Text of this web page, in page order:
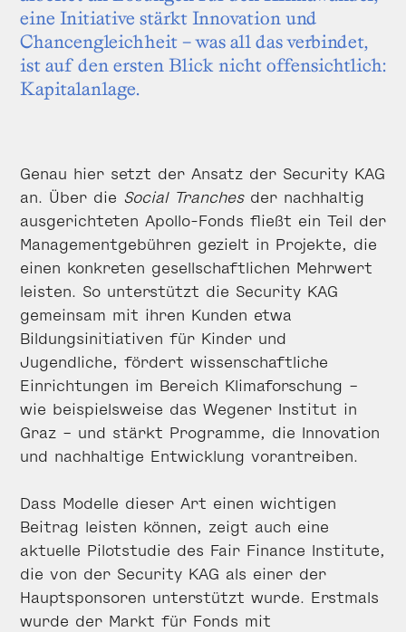
eine Initiative stärkt Innovation und
Chancengleichheit – was all das verbindet,
ist auf den ersten Blick nicht offensichtlich:
Kapitalanlage.
Genau hier setzt der Ansatz der Security KAG
an. Über die Social Tranchesder nachhaltig
ausgerichteten Apollo-Fonds fließt ein Teil der
Managementgebühren gezielt in Projekte, die
einen konkreten gesellschaftlichen Mehrwert
leisten. So unterstützt die Security KAG
gemeinsam mit ihren Kunden etwa
Bildungsinitiativen für Kinder und
Jugendliche, fördert wissenschaftliche
Einrichtungen im Bereich Klimaforschung –
wie beispielsweise das Wegener Institut in
Graz – und stärkt Programme, die Innovation
und nachhaltige Entwicklung vorantreiben.
Dass Modelle dieser Art einen wichtigen
Beitrag leisten können, zeigt auch eine
aktuelle Pilotstudie des Fair Finance Institute,
die von der Security KAG als einer der
Hauptsponsoren unterstützt wurde. Erstmals
wurde der Markt für Fonds mit